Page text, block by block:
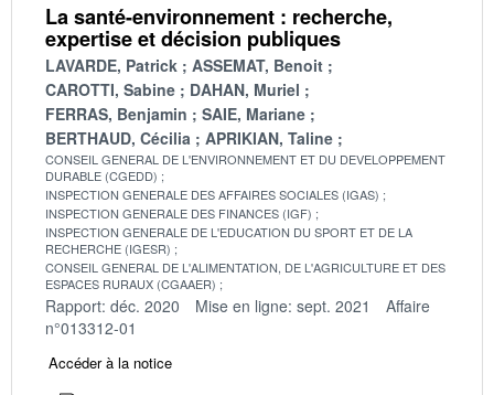
La santé-environnement : recherche,
expertise et décision publiques
LAVARDE, Patrick
ASSEMAT, Benoit
CAROTTI, Sabine
DAHAN, Muriel
FERRAS, Benjamin
SAIE, Mariane
BERTHAUD, Cécilia
APRIKIAN, Taline
CONSEIL GENERAL DE L'ENVIRONNEMENT ET DU DEVELOPPEMENT
DURABLE (CGEDD)
INSPECTION GENERALE DES AFFAIRES SOCIALES (IGAS)
INSPECTION GENERALE DES FINANCES (IGF)
INSPECTION GENERALE DE L'EDUCATION DU SPORT ET DE LA
RECHERCHE (IGESR)
CONSEIL GENERAL DE L'ALIMENTATION, DE L'AGRICULTURE ET DES
ESPACES RURAUX (CGAAER)
Rapport: déc. 2020 Mise en ligne: sept. 2021
Affaire
n°013312-01
Accéder à la notice